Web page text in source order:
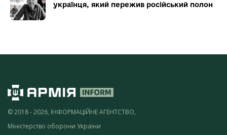
українця, який пережив російський полон
© 2018 - 2026, ІНФОРМАЦІЙНЕ АГЕНТСТВО,
Міністерство оборони України